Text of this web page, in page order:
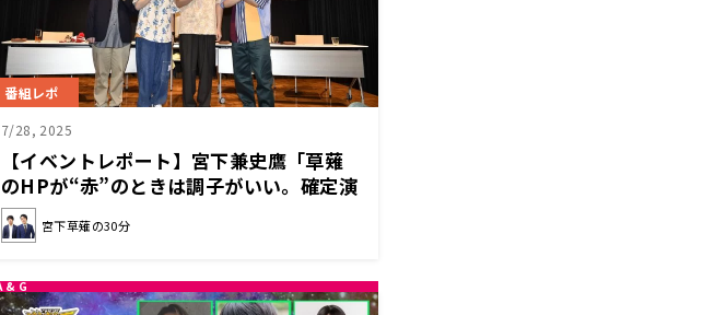
番組レポ
7/28, 2025
【イベントレポート】宮下兼史鷹「草薙
のHPが“赤”のときは調子がいい。確定演
出」ゲストに東京ホテイソン、ヤーレンズ
を迎え、真夏の爆笑トーク展開！番組イ
宮下草薙の30分